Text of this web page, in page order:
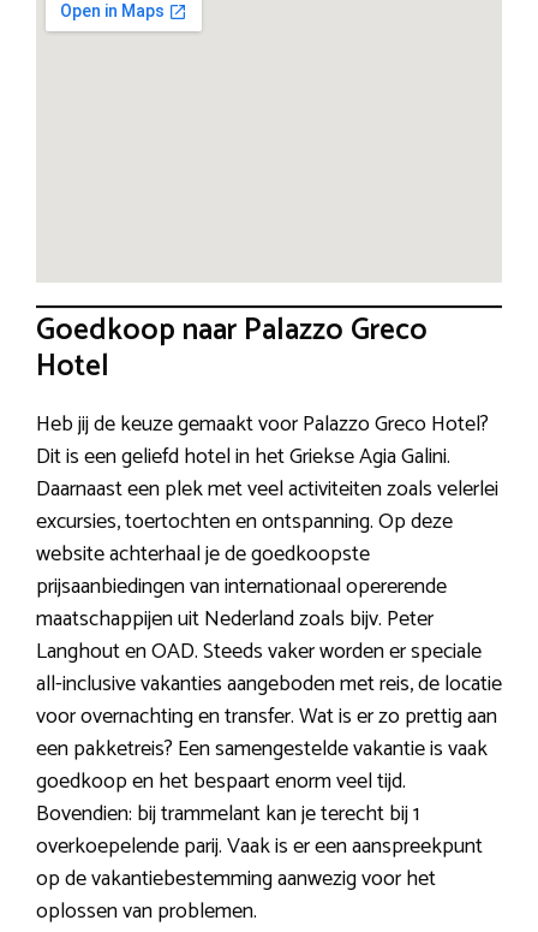
Goedkoop naar Palazzo Greco
Hotel
Heb jij de keuze gemaakt voor Palazzo Greco Hotel?
Dit is een geliefd hotel in het Griekse Agia Galini.
Daarnaast een plek met veel activiteiten zoals velerlei
excursies, toertochten en ontspanning. Op deze
website achterhaal je de goedkoopste
prijsaanbiedingen van internationaal opererende
maatschappijen uit Nederland zoals bijv. Peter
Langhout en OAD. Steeds vaker worden er speciale
all-inclusive vakanties aangeboden met reis, de locatie
voor overnachting en transfer. Wat is er zo prettig aan
een pakketreis? Een samengestelde vakantie is vaak
goedkoop en het bespaart enorm veel tijd.
Bovendien: bij trammelant kan je terecht bij 1
overkoepelende parij. Vaak is er een aanspreekpunt
op de vakantiebestemming aanwezig voor het
oplossen van problemen.